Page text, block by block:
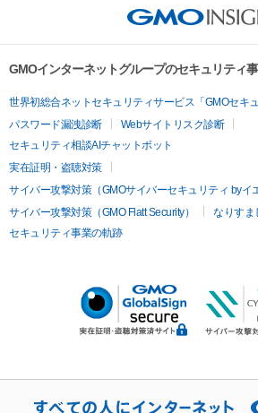
GMOインターネットグループのセキュリティ
世界初総合ネットセキュリティサービス「GMOセキュ
パスワード漏洩診断
Webサイトリスク診断
セキュリティ相談AIチャットボット
実在証明・盗聴対策
サイバー攻撃対策（GMOサイバーセキュリティ byイ
サイバー攻撃対策（GMO Flatt Security）
なりすま
セキュリティ事業の軌跡